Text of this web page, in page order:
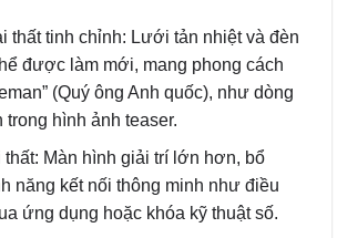
thất tinh chỉnh: Lưới tản nhiệt và đèn
được làm mới, mang phong cách
(Quý ông Anh quốc), như dòng
hình ảnh teaser.
thất: Màn hình giải trí lớn hơn, bổ
năng kết nối thông minh như điều
ứng dụng hoặc khóa kỹ thuật số.